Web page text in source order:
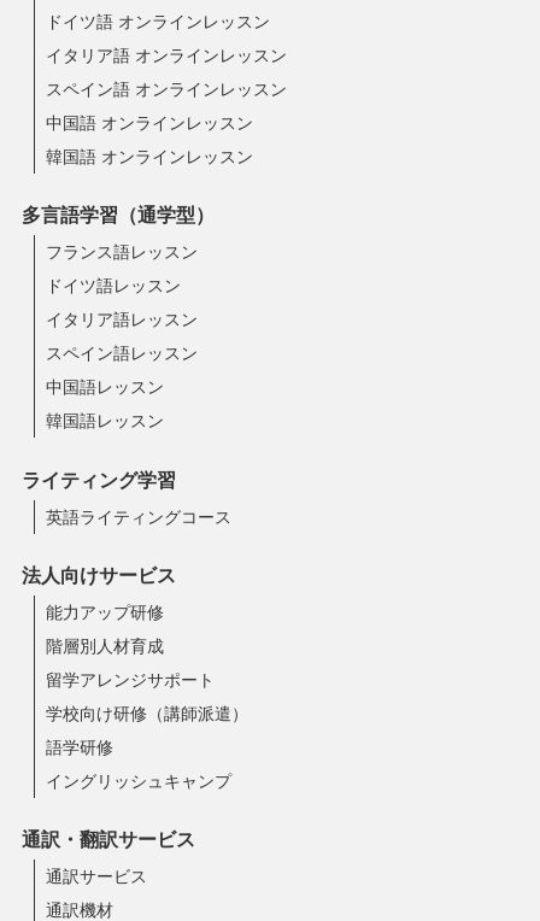
ドイツ語 オンラインレッスン
イタリア語 オンラインレッスン
スペイン語 オンラインレッスン
中国語 オンラインレッスン
韓国語 オンラインレッスン
多言語学習（通学型）
フランス語レッスン
ドイツ語レッスン
イタリア語レッスン
スペイン語レッスン
中国語レッスン
韓国語レッスン
ライティング学習
英語ライティングコース
法人向けサービス
能力アップ研修
階層別人材育成
留学アレンジサポート
学校向け研修（講師派遣）
語学研修
イングリッシュキャンプ
通訳・翻訳サービス
通訳サービス
通訳機材